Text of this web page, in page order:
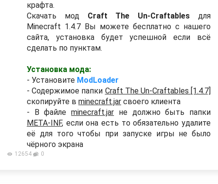
крафта.
Скачать мод Craft The Un-Craftables для
Minecraft 1.4.7 Вы можете бесплатно с нашего
сайта, установка будет успешной если всё
сделать по пунктам.
Установка мода:
- Установите ModLoader
- Содержимое папки Craft The Un-Craftables [1.4.7]
скопируйте в minecraft.jar своего клиента
- В файлеminecraft.jar не должно быть папки
META-INF, если она есть то обязательно удалите
её для того чтобы при запуске игры не было
чёрного экрана
12654 0